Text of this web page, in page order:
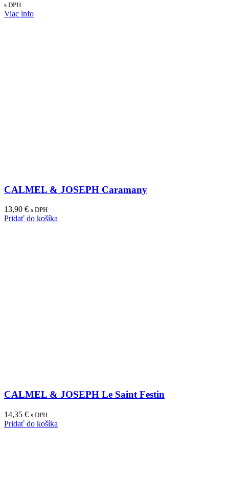
s DPH
Viac info
CALMEL & JOSEPH Caramany
13,90 € s DPH
Pridať do košíka
CALMEL & JOSEPH Le Saint Festin
14,35 € s DPH
Pridať do košíka